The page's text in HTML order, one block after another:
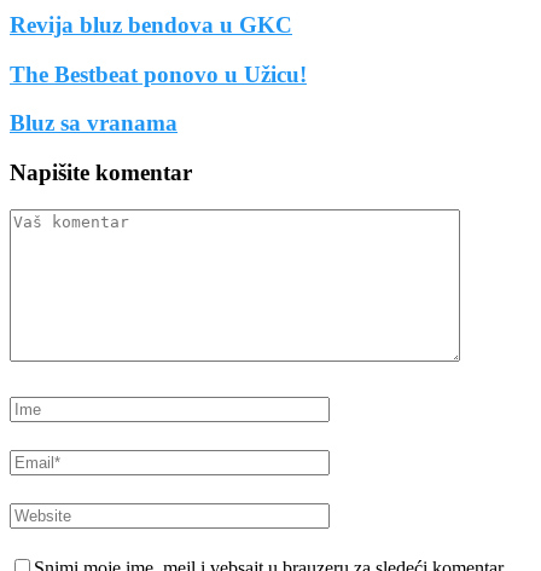
Revija bluz bendova u GKC
The Bestbeat ponovo u Užicu!
Bluz sa vranama
Napišite komentar